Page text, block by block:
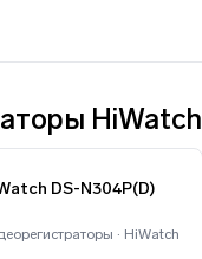
HiWatch
DS-N304P(D)
· HiWatch